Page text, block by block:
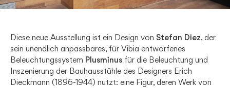
Diese neue Ausstellung ist ein Design von Stefan Diez, der
sein unendlich anpassbares, für Vibia entworfenes
Beleuchtungssystem Plusminus für die Beleuchtung und
Inszenierung der Bauhausstühle des Designers Erich
Dieckmann (1896-1944) nutzt: eine Figur, deren Werk von